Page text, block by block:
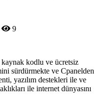
9
kaynak kodlu ve ücretsiz
sürdürmekte ve Cpanelden
yazılım destekleri ile ve
ile internet dünyasını